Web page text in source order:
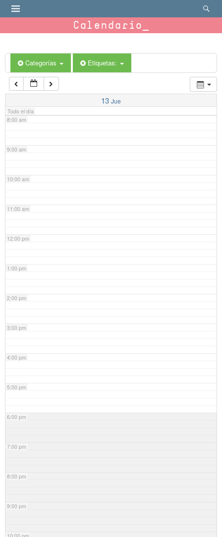
Calendario
Categorías Etiquetas:
13 Jue
Todo el día
6:00 am
7:00 am
8:00 am
9:00 am
10:00 am
11:00 am
12:00 pm
1:00 pm
2:00 pm
3:00 pm
4:00 pm
5:00 pm
6:00 pm
7:00 pm
8:00 pm
9:00 pm